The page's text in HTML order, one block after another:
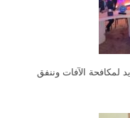
الآفات وننفق